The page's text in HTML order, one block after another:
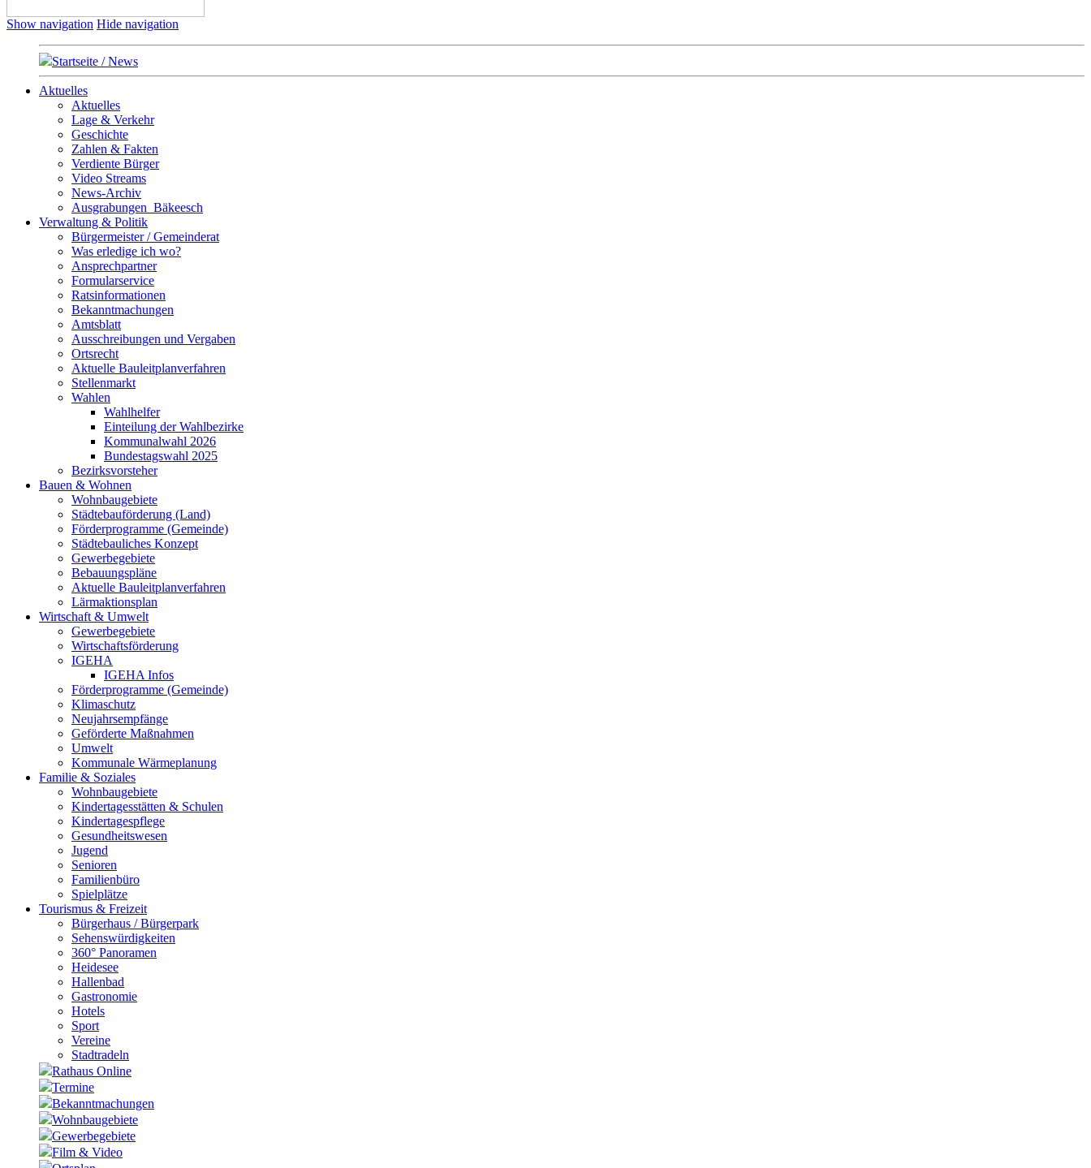
Show navigation Hide navigation
Startseite / News
Aktuelles
Aktuelles
Lage & Verkehr
Geschichte
Zahlen & Fakten
Verdiente Bürger
Video Streams
News-Archiv
Ausgrabungen_Bäkeesch
Verwaltung & Politik
Bürgermeister / Gemeinderat
Was erledige ich wo?
Ansprechpartner
Formularservice
Ratsinformationen
Bekanntmachungen
Amtsblatt
Ausschreibungen und Vergaben
Ortsrecht
Aktuelle Bauleitplanverfahren
Stellenmarkt
Wahlen
Wahlhelfer
Einteilung der Wahlbezirke
Kommunalwahl 2026
Bundestagswahl 2025
Bezirksvorsteher
Bauen & Wohnen
Wohnbaugebiete
Städtebauförderung (Land)
Förderprogramme (Gemeinde)
Städtebauliches Konzept
Gewerbegebiete
Bebauungspläne
Aktuelle Bauleitplanverfahren
Lärmaktionsplan
Wirtschaft & Umwelt
Gewerbegebiete
Wirtschaftsförderung
IGEHA
IGEHA Infos
Förderprogramme (Gemeinde)
Klimaschutz
Neujahrsempfänge
Geförderte Maßnahmen
Umwelt
Kommunale Wärmeplanung
Familie & Soziales
Wohnbaugebiete
Kindertagesstätten & Schulen
Kindertagespflege
Gesundheitswesen
Jugend
Senioren
Familienbüro
Spielplätze
Tourismus & Freizeit
Bürgerhaus / Bürgerpark
Sehenswürdigkeiten
360° Panoramen
Heidesee
Hallenbad
Gastronomie
Hotels
Sport
Vereine
Stadtradeln
Rathaus Online
Termine
Bekanntmachungen
Wohnbaugebiete
Gewerbegebiete
Film & Video